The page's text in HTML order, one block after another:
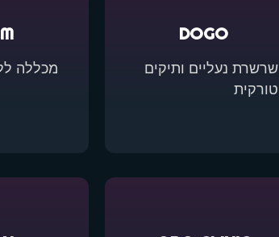
DOGO
שרשרת נעליים ותיקים
טורקית
מכללה